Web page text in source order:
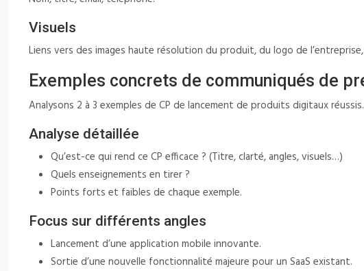
Visuels
Liens vers des images haute résolution du produit, du logo de
Exemples concrets de communiqués de
Analysons 2 à 3 exemples de CP de lancement de produits digitaux
Analyse détaillée
Qu’est-ce qui rend ce CP efficace ? (Titre, clarté, angles, visuels…)
Quels enseignements en tirer ?
Points forts et faibles de chaque exemple.
Focus sur différents angles
Lancement d’une application mobile innovante.
Sortie d’une nouvelle fonctionnalité majeure pour un SaaS existant.